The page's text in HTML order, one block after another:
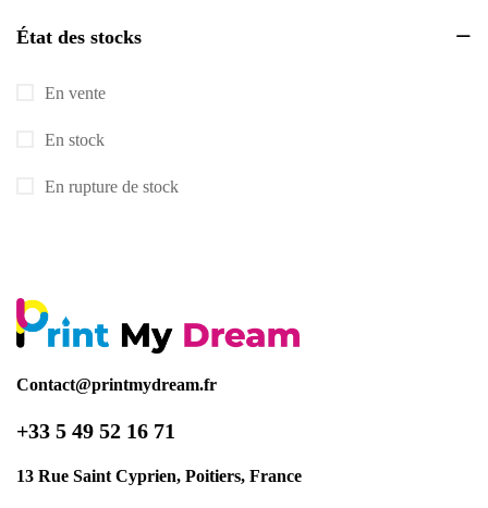
État des stocks
En vente
En stock
En rupture de stock
Contact@printmydream.fr
+33 5 49 52 16 71
13 Rue Saint Cyprien, Poitiers, France